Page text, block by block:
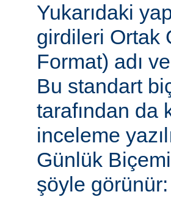
Yukarıdaki
girdileri Ortak
Format) adı
Bu standart
tarafından da
inceleme
Günlük
şöyle görünür: